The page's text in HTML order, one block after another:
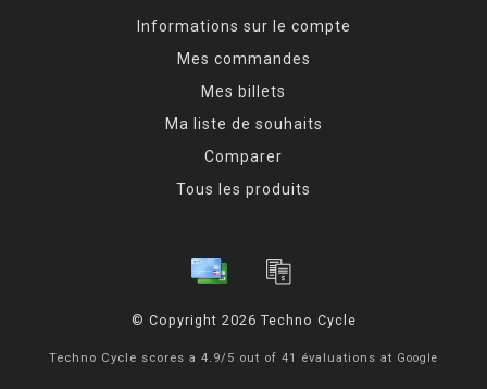
Informations sur le compte
Mes commandes
Mes billets
Ma liste de souhaits
Comparer
Tous les produits
© Copyright 2026 Techno Cycle
Techno Cycle scores a 4.9/ 5 out of 41 évaluations at Google